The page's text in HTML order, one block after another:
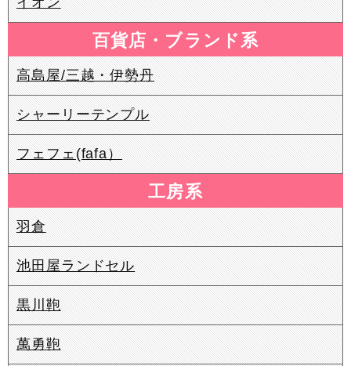
百貨店・ブランド系
高島屋/三越・伊勢丹
シャーリーテンプル
フェフェ(fafa）
工房系
羽倉
池田屋ランドセル
黒川鞄
萬勇鞄